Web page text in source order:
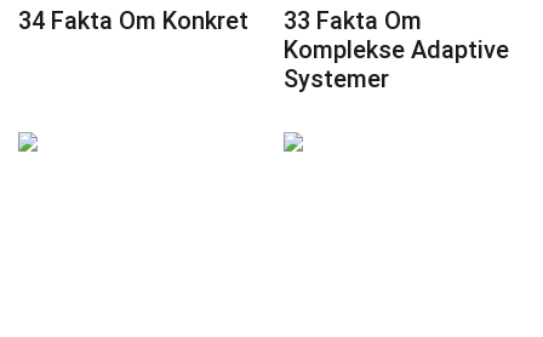
34 Fakta Om Konkret
33 Fakta Om
Komplekse Adaptive
Systemer